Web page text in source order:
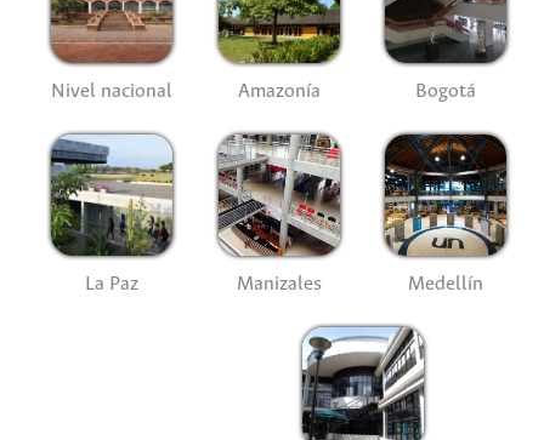
Nivel nacional Amazonía Bogotá
La Paz Manizales Medellín